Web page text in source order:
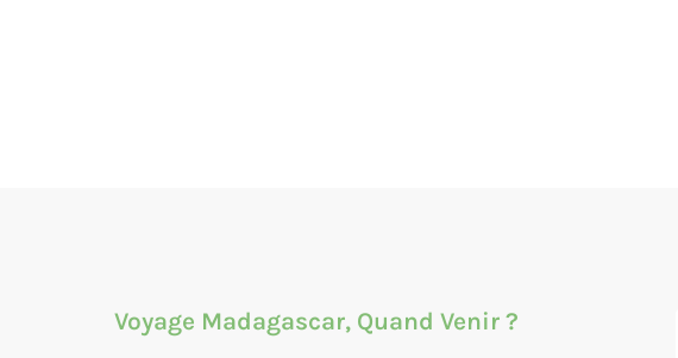
Voyage Madagascar, Quand Venir ?